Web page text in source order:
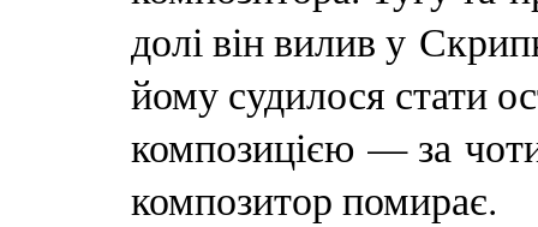
долі він вилив у
йому судилося стати
композицією — за
композитор помирає.